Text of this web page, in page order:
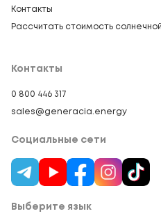
Контакты
Рассчитать стоимость
Контакты
0 800 446 317
sales@generacia.energy
Социальные сети
Выберите язык